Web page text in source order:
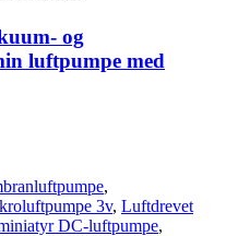
og
luftpumpe med
,
3v, Luftdrevet
DC-luftpumpe,